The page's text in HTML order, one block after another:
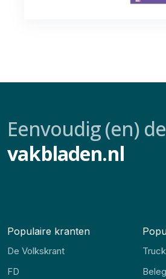
Eenvoudig (en)
vakbladen.nl
Populaire kranten
De Volkskrant
FD